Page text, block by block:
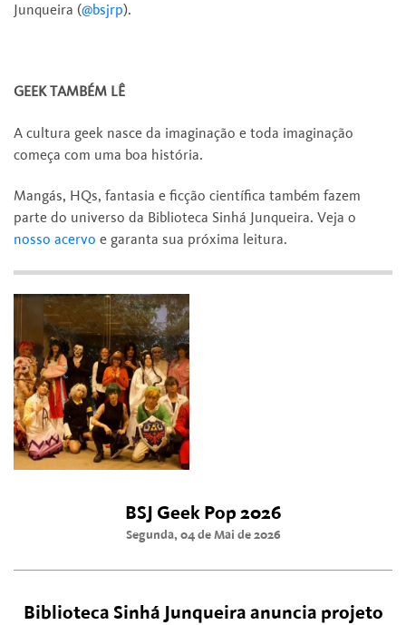
Junqueira (@bsjrp).
GEEK TAMBÉM LÊ
A cultura geek nasce da imaginação e toda imaginação
começa com uma boa história.
Mangás, HQs, fantasia e ficção científica também fazem
parte do universo da Biblioteca Sinhá Junqueira. Veja o
nosso acervo e garanta sua próxima leitura.
BSJ Geek Pop 2026
Segunda, 04 de Mai de 2026
Biblioteca Sinhá Junqueira anuncia projeto